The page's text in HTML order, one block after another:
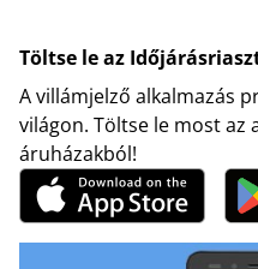
Töltse le az
A villámjelző alkalmazás
világon. Töltse le most az
áruházakból!